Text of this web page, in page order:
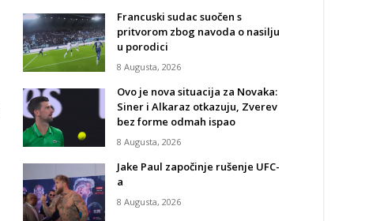
Francuski sudac suočen s
pritvorom zbog navoda o nasilju
u porodici
8 Augusta, 2026
Ovo je nova situacija za Novaka:
Siner i Alkaraz otkazuju, Zverev
bez forme odmah ispao
8 Augusta, 2026
Jake Paul započinje rušenje UFC-
a
8 Augusta, 2026